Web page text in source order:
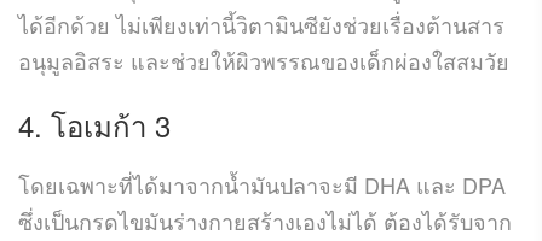
ได้อีกด้วย ไม่เพียงเท่านี้วิตามินซียังช่วยเรื่องต้านสาร
อนุมูลอิสระ และช่วยให้ผิวพรรณของเด็กผ่องใสสมวัย
4. โอเมก้า 3
โดยเฉพาะที่ได้มาจากน้ำมันปลาจะมี DHA และ DPA
ซึ่งเป็นกรดไขมันร่างกายสร้างเองไม่ได้ ต้องได้รับจาก